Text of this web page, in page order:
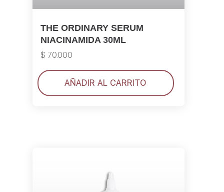
THE ORDINARY SERUM
NIACINAMIDA 30ML
$ 70.000
AÑADIR AL CARRITO